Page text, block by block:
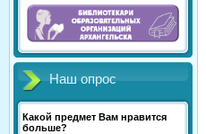
Наш опрос
Какой предмет Вам нравится
больше?